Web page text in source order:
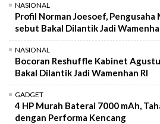
NASIONAL
Profil Norman Joesoef,
sebut Bakal Dilantik Jadi
NASIONAL
Bocoran Reshuffle Kabinet
Bakal Dilantik Jadi Wamenhan RI
GADGET
4 HP Murah Baterai 7000 mAh,
dengan Performa Kencang